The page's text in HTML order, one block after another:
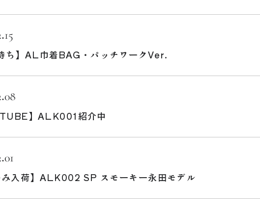
ち】AL巾着BAG・パッチワークVer.
】ALK001紹介中
み入荷】ALK002 SP スモーキー永田モデル